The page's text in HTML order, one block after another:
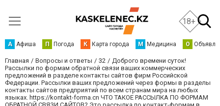
18+
А Афиша П Погода К Карта города М Медицина О
Главная Вопросы и ответы 32
Доброго времени суток!
Рассылки по формам обратной связи ваших коммерческих
предложений в разделе контакты сайтов фирм Российской
Федерации. Рассылки ваших предложений через формы в разделы
контакты сайтов предприятий по всем странам мира на любых
языках. https://kontakt-forma.cn ЧТО ТАКОЕ РАССЫЛКА ПО ФОРМАМ